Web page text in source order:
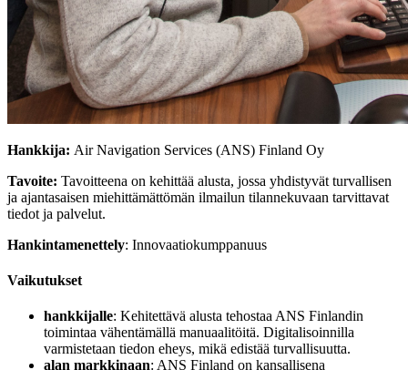
Hankkija: Air Navigation Services (ANS) Finland Oy
Tavoite: Tavoitteena on kehittää alusta, jossa yhdistyvät turvallisen
ja ajantasaisen miehittämättömän ilmailun tilannekuvaan tarvittavat
tiedot ja palvelut.
Hankintamenettely: Innovaatiokumppanuus
Vaikutukset
hankkijalle: Kehitettävä alusta tehostaa ANS Finlandin
toimintaa vähentämällä manuaalitöitä. Digitalisoinnilla
varmistetaan tiedon eheys, mikä edistää turvallisuutta.
alan markkinaan: ANS Finland on kansallisena